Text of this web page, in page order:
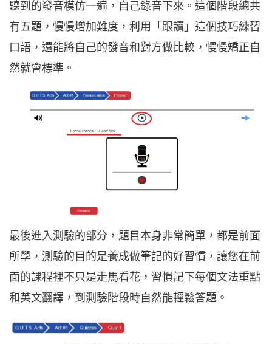
聽到的發音模仿一遍，自己錄音下來。這個階段總共
有五題，慢慢增加難度，利用「跟讀」這個技巧練習
口語，還能將自己的發音和對方做比較，慢慢矯正自
然就會標準。
最後進入測驗的部分，題目本身非常簡單，都是前面
所學，測驗的目的是養成做筆記的好習慣，讓您在前
面的課程裡不只是走馬看花，習慣記下每個文法重點
和英文翻譯，到測驗階段時自然能輕鬆答題。